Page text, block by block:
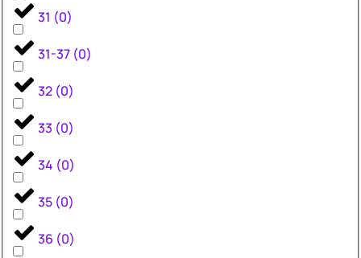
31 (0)
31-37 (0)
32 (0)
33 (0)
34 (0)
35 (0)
36 (0)